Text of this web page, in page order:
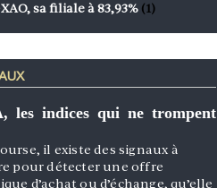
sa filiale à 83,93% (1)
les indices qui ne trompent
il existe des signaux à
pour détecter une offre
d’achat ou d’échange, qu’elle